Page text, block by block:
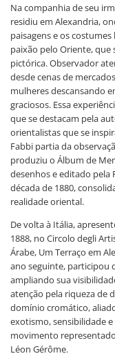
Na companhia de seu
residiu em Alexandria,
paisagens e os
paixão pelo Oriente,
pictórica. Observador
desde cenas de
mulheres descansando
graciosos. Essa
que se destacam pela
orientalistas que se
Fabbi partia da
produziu o Álbum de
desenhos e editado pela
década de 1880,
realidade oriental.
De volta à Itália,
1888, no Circolo degli
Árabe, Um Terraço em
ano seguinte, participou
ampliando sua
atenção pela riqueza de
domínio cromático,
exotismo, sensibilidade
movimento
Léon Gérôme.